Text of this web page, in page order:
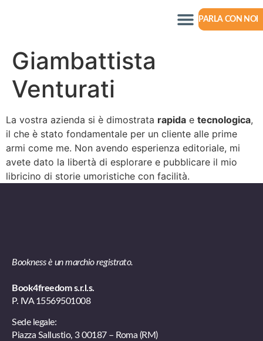
PARLA CON NOI
Giambattista
Venturati
La vostra azienda si è dimostrata rapida e tecnologica,
il che è stato fondamentale per un cliente alle prime
armi come me. Non avendo esperienza editoriale, mi
avete dato la libertà di esplorare e pubblicare il mio
libricino di storie umoristiche con facilità.
Bookness è un marchio registrato.
Book4freedom s.r.l.s.
P. IVA ​15569501008
Sede legale:
Piazza Sallustio, 3 00187 – Roma (RM)